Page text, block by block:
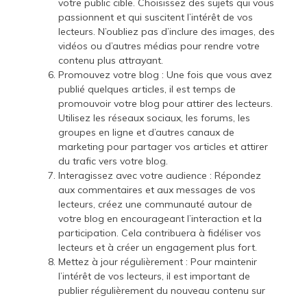
passionnent et qui suscitent l’intérêt de vos
lecteurs. N’oubliez pas d’inclure des images, des
vidéos ou d’autres médias pour rendre votre
contenu plus attrayant.
Promouvez votre blog : Une fois que vous avez
publié quelques articles, il est temps de
promouvoir votre blog pour attirer des lecteurs.
Utilisez les réseaux sociaux, les forums, les
groupes en ligne et d’autres canaux de
marketing pour partager vos articles et attirer
du trafic vers votre blog.
Interagissez avec votre audience : Répondez
aux commentaires et aux messages de vos
lecteurs, créez une communauté autour de
votre blog en encourageant l’interaction et la
participation. Cela contribuera à fidéliser vos
lecteurs et à créer un engagement plus fort.
Mettez à jour régulièrement : Pour maintenir
l’intérêt de vos lecteurs, il est important de
publier régulièrement du nouveau contenu sur